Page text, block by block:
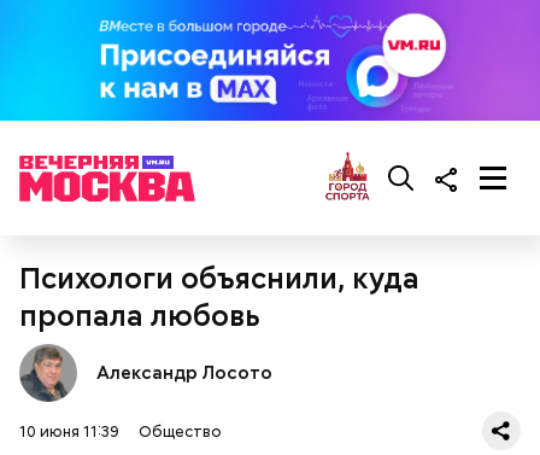
Психологи объяснили, куда
пропала любовь
Александр Лосото
10 июня 11:39 Общество
кабачок;
лук;
растительное масло;
соль, перец по вкусу;
свежий базилик;
сливки жирностью 20 процентов.
— Она должна приятно пахнуть. Если дыня не
пахнет, значит, ее созревание ускорили или
сорвали недозревшей. Она может быть мягкой, но
будет безвкусной.